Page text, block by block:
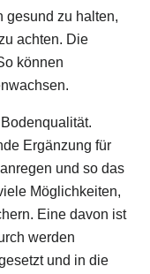
gesund zu halten,
achten. Die
können
Ergänzung für
und so das
Möglichkeiten,
Eine davon ist
werden
und in die